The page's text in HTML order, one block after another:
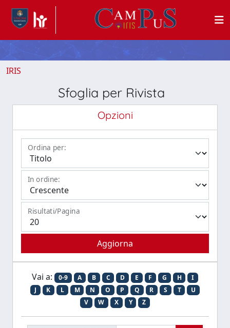
IRIS
Sfoglia per Rivista
Opzioni
Ordina per:
In ordine:
Risultati/Pagina
Vai a: 0-9 A B C D E F G H
I
J
K L M N O P Q R S T
U
V
W X Y Z